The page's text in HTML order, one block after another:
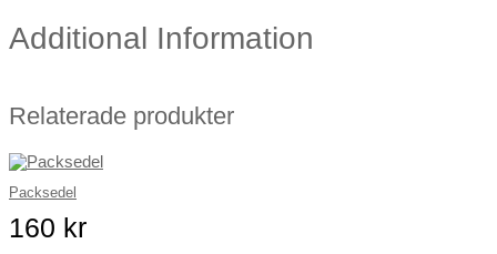
Additional Information
Relaterade produkter
Packsedel
160 kr